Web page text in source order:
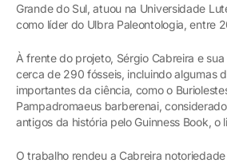
Grande do Sul, atuou na Universidade
como líder do Ulbra Paleontologia, entre
À frente do projeto, Sérgio Cabreira e
cerca de 290 fósseis, incluindo algumas
importantes da ciência, como o
Pampadromaeus barberenai,
antigos da história pelo Guinness Book, o
O trabalho rendeu a Cabreira